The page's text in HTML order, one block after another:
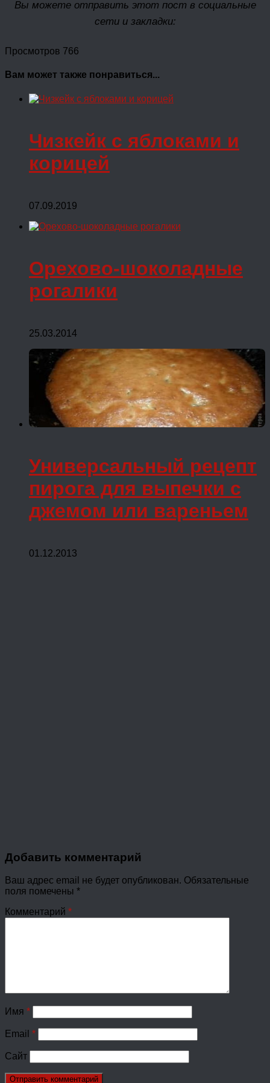
Вы можете отправить этот пост в социальные
сети и закладки:
Просмотров 766
Вам может также понравиться...
Чизкейк с яблоками и
корицей
07.09.2019
Орехово-шоколадные
рогалики
25.03.2014
Универсальный рецепт
пирога для выпечки с
джемом или вареньем
01.12.2013
Добавить комментарий
Ваш адрес email не будет опубликован. Обязательные
поля помечены *
Комментарий *
Имя *
Email *
Сайт